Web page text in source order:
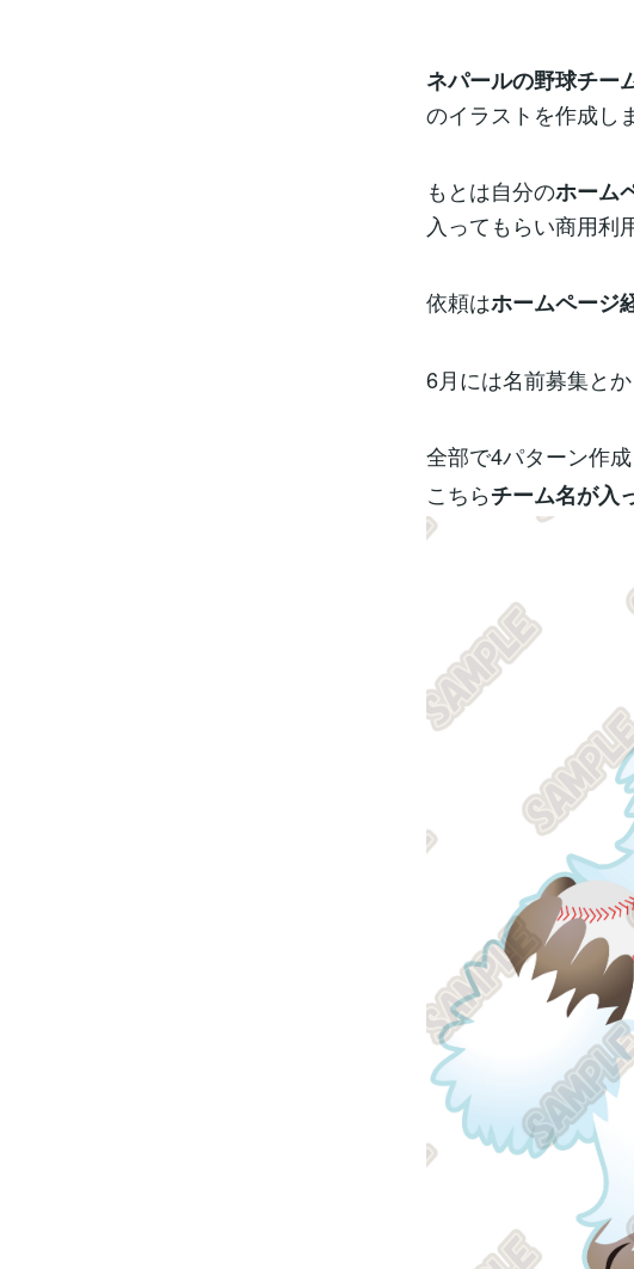
ネパールの野球チー
のイラストを作成し
もとは自分のホーム
入ってもらい商用利
依頼はホームページ
6月には名前募集と
全部で4パターン作成
こちらチーム名が入